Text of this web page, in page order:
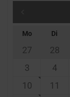
Mo Di
27 28
3
4
10
11